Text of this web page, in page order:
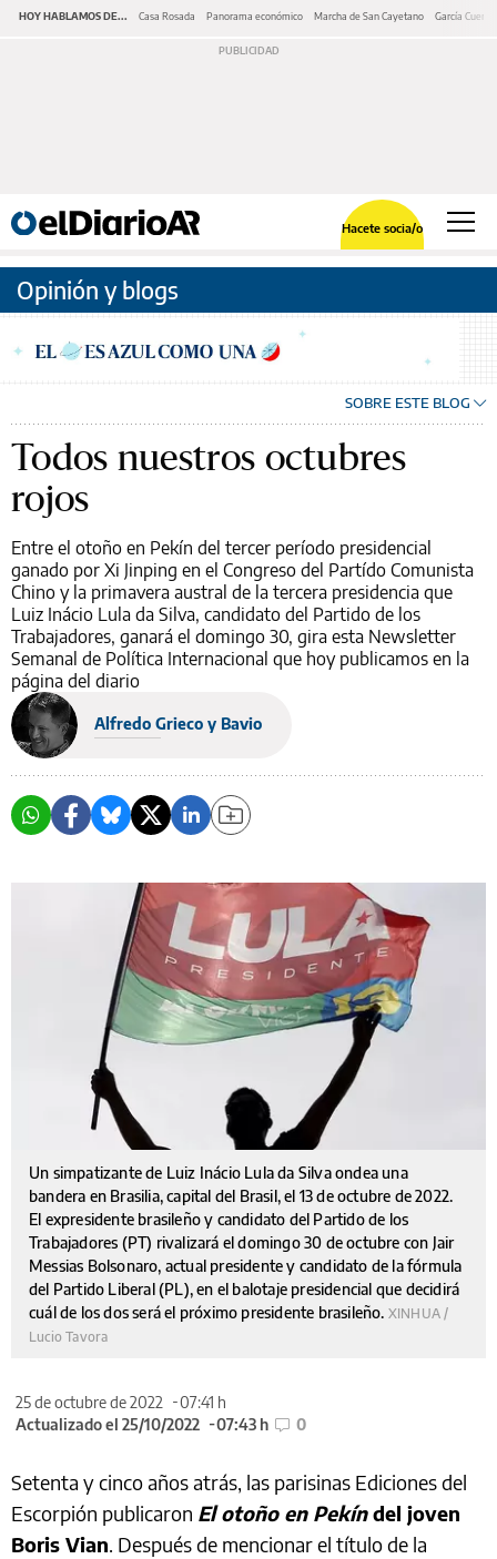
HOY HABLAMOS DE... Casa Rosada Panorama económico Marcha de San Cayetano García Cuerva
Hacete socia/o
Opinión y blogs
SOBRE ESTE BLOG
Todos nuestros octubres
rojos
Entre el otoño en Pekín del tercer período presidencial
ganado por Xi Jinping en el Congreso del Partído Comunista
Chino y la primavera austral de la tercera presidencia que
Luiz Inácio Lula da Silva, candidato del Partido de los
Trabajadores, ganará el domingo 30, gira esta Newsletter
Semanal de Política Internacional que hoy publicamos en la
página del diario
Alfredo Grieco y Bavio
Un simpatizante de Luiz Inácio Lula da Silva ondea una
bandera en Brasilia, capital del Brasil, el 13 de octubre de 2022.
El expresidente brasileño y candidato del Partido de los
Trabajadores (PT) rivalizará el domingo 30 de octubre con Jair
Messias Bolsonaro, actual presidente y candidato de la fórmula
del Partido Liberal (PL), en el balotaje presidencial que decidirá
cuál de los dos será el próximo presidente brasileño. XINHUA /
Lucio Tavora
25 de octubre de 2022
07:41 h
Actualizado el 25/10/2022
07:43 h 0
Setenta y cinco años atrás, las parisinas Ediciones del
Escorpión publicaron El otoño en Pekíndel joven
Boris Vian. Después de mencionar el título de la